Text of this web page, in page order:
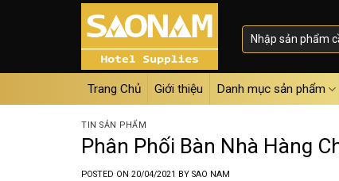
Trang Chủ Giới thiệu Danh mục sản phẩm
TIN SẢN PHẨM
Phân Phối Bàn Nhà Hàng
POSTED ON 20/04/2021 BY SAO NAM